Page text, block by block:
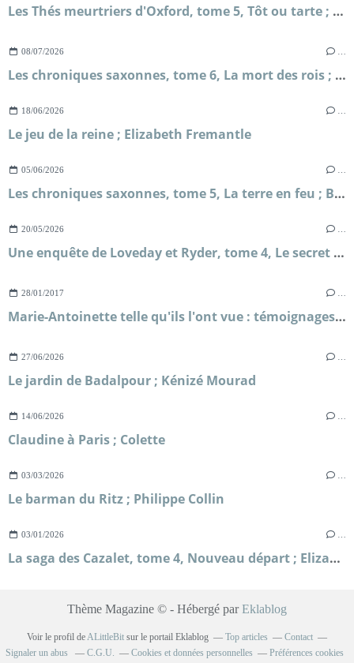
Les Thés meurtriers d'Oxford, tome 5, Tôt ou tarte ; H.Y Hanna
08/07/2026
Les chroniques saxonnes, tome 6, La mort des rois ; Bernard Cornwell
18/06/2026
Le jeu de la reine ; Elizabeth Fremantle
05/06/2026
Les chroniques saxonnes, tome 5, La terre en feu ; Bernard Cornwell
20/05/2026
Une enquête de Loveday et Ryder, tome 4, Le secret de Briar's Hall ; Faith Martin
28/01/2017
Marie-Antoinette telle qu'ils l'ont vue : témoignages, lettres, rapports secrets, souvenirs, confidences ; Evelyne Lever
27/06/2026
Le jardin de Badalpour ; Kénizé Mourad
14/06/2026
Claudine à Paris ; Colette
03/03/2026
Le barman du Ritz ; Philippe Collin
03/01/2026
La saga des Cazalet, tome 4, Nouveau départ ; Elizabeth Jane Howard
Thème Magazine © - Hébergé parEklablog
Voir le profil de ALittleBit sur le portail Eklablog Top articles
Contact
Signaler un abus
C.G.U. Cookies et données personnelles Préférences cookies